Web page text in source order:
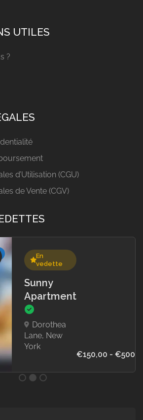
UTILES
?
d’Utilisation (CGU)
de Vente (CGV)
En
vedette
Sunny
Apartment
Dorothea
Lane, New
York
€150,00 -